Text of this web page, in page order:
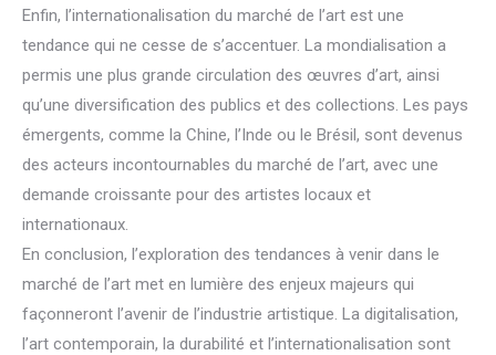
Enfin, l’internationalisation du marché de l’art est une
tendance qui ne cesse de s’accentuer. La mondialisation a
permis une plus grande circulation des œuvres d’art, ainsi
qu’une diversification des publics et des collections. Les pays
émergents, comme la Chine, l’Inde ou le Brésil, sont devenus
des acteurs incontournables du marché de l’art, avec une
demande croissante pour des artistes locaux et
internationaux.
En conclusion, l’exploration des tendances à venir dans le
marché de l’art met en lumière des enjeux majeurs qui
façonneront l’avenir de l’industrie artistique. La digitalisation,
l’art contemporain, la durabilité et l’internationalisation sont